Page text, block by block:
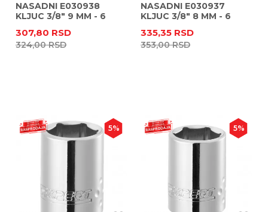
NASADNI E030938
KLJUC 3/8" 9 MM - 6
307,80 RSD
324,00RSD
NASADNI E030937
KLJUC 3/8" 8 MM - 6
335,35 RSD
353,00RSD
5% 5%